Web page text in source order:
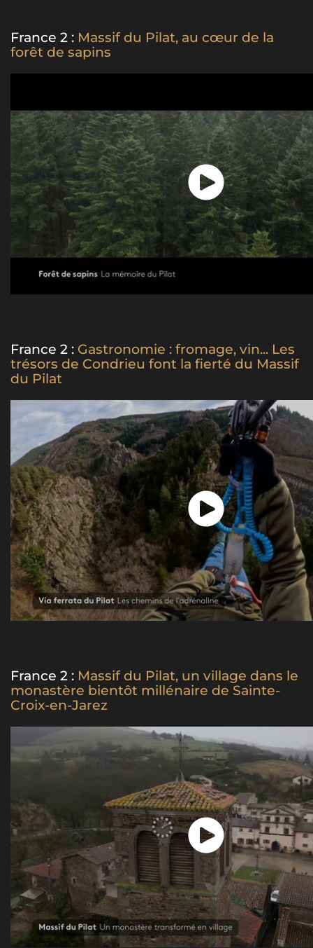
France 2 : Massif du Pilat, au cœur de la
forêt de sapins
France 2 : Gastronomie : fromage, vin... Les
trésors de Condrieu font la fierté du Massif
du Pilat
France 2 : Massif du Pilat, un village dans le
monastère bientôt millénaire de Sainte-
Croix-en-Jarez